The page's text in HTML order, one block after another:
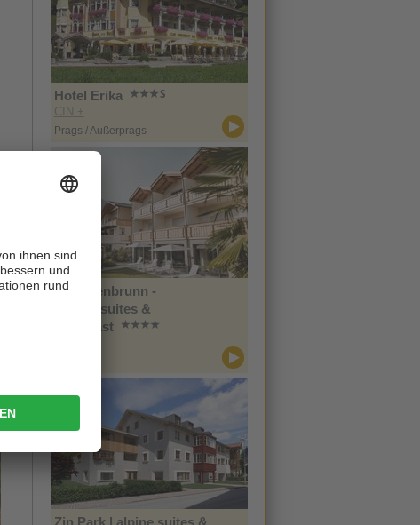
Hotel Erika
CIN +
Prags / Außerprags
Im Tiefenbrunn -
Gardensuites &
Breakfast
Zin Park | alpine suites &